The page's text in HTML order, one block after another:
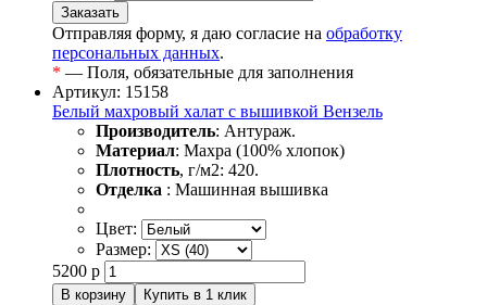
Отправляя форму, я даю согласие на обработку
персональных данных.
* — Поля, обязательные для заполнения
Артикул: 15158
Белый махровый халат с вышивкой Вензель
Производитель: Антураж.
Материал: Махра (100% хлопок)
Плотность, г/м2: 420.
Отделка : Машинная вышивка
Цвет:
Размер:
5200 р